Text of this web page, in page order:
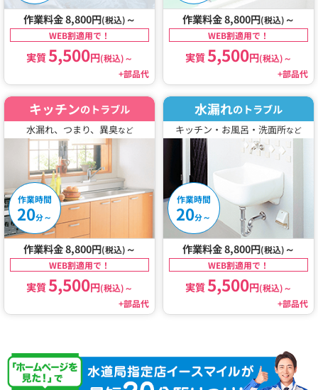
作業料金 8,800円(税込) ～
WEB割適用で！
実質5,500円(税込)～
+部品代
作業料金 8,800円(税込) ～
WEB割適用で！
実質5,500円(税込)～
+部品代
キッチンのトラブル
水漏れ、つまり、異臭など
作業時間
20分～
作業料金 8,800円(税込) ～
WEB割適用で！
実質5,500円(税込)～
+部品代
水漏れのトラブル
キッチン・お風呂・洗面所など
作業時間
20分～
作業料金 8,800円(税込) ～
WEB割適用で！
実質5,500円(税込)～
+部品代